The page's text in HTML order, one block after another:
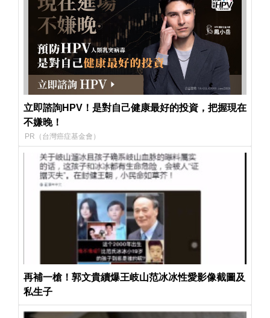
立即諮詢HPV！是對自己健康最好的投資，把握現在
不嫌晚！
PR（台灣癌症基金會）
再補一槍！郭文貴續爆王岐山范冰冰性愛影像截圖及
私生子